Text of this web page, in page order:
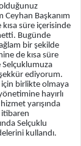
olduğunuz
Ceyhan Başkanım
süre içerisinde
Bugünde
bir şekilde
de kısa süre
Selçuklumuza
ediyorum.
için birlikte olmaya
hayırlı
yarışında
itibaren
Selçuklu
kullandı.